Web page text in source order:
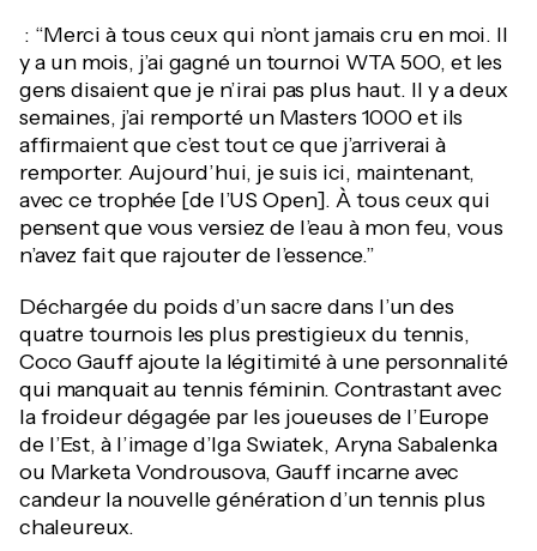
: “Merci à tous ceux qui n’ont jamais cru en moi. Il
y a un mois, j’ai gagné un tournoi WTA 500, et les
gens disaient que je n’irai pas plus haut. Il y a deux
semaines, j’ai remporté un Masters 1000 et ils
affirmaient que c’est tout ce que j’arriverai à
remporter. Aujourd’hui, je suis ici, maintenant,
avec ce trophée [de l’US Open]. À tous ceux qui
pensent que vous versiez de l’eau à mon feu, vous
n’avez fait que rajouter de l’essence.”
Déchargée du poids d’un sacre dans l’un des
quatre tournois les plus prestigieux du tennis,
Coco Gauff ajoute la légitimité à une personnalité
qui manquait au tennis féminin. Contrastant avec
la froideur dégagée par les joueuses de l’Europe
de l’Est, à l’image d’Iga Swiatek, Aryna Sabalenka
ou Marketa Vondrousova, Gauff incarne avec
candeur la nouvelle génération d’un tennis plus
chaleureux.